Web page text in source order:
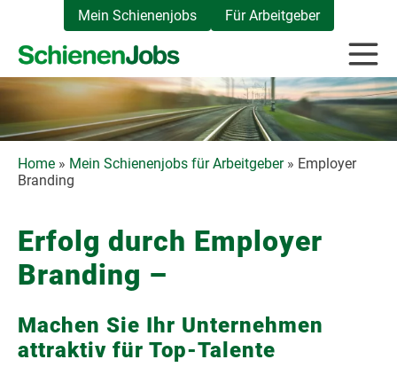
springen
Mein Schienenjobs Für Arbeitgeber
Home » Mein Schienenjobs für Arbeitgeber» Employer
Branding
Erfolg durch Employer
Branding –
Machen Sie Ihr Unternehmen
attraktiv für Top-Talente